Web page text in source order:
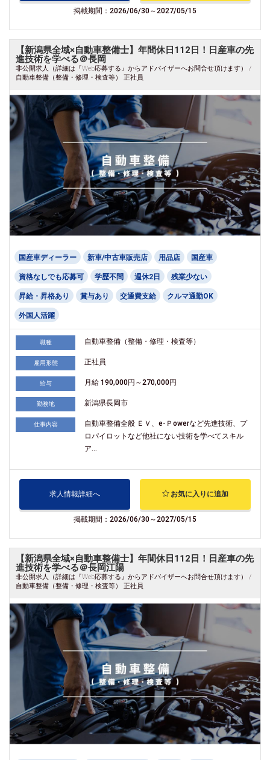
掲載期間：2026/06/30～2027/05/15
【新潟県全域×自動車整備士】年間休日112日！日産車の先
進技術を学べる＠長岡
非公開求人（詳細は『Web応募する』からアドバイザーへお問合せ頂けます） /
自動車整備（整備・修理・検査等） 正社員
国産車ディーラー 新車/中古車販売店 用品店 国産車
資格なしでも応募可 学歴不問 週休2日 残業少ない
昇給・昇格あり 賞与あり 交通費支給 クルマ通勤OK
外国人活躍
職種 自動車整備（整備・修理・検査等）
雇用形態 正社員
給与 月給 190,000円～270,000円
勤務地 新潟県長岡市
仕事内容
自動車整備全般 ＥＶ、e-Ｐowerなど先進技術、プ
ロパイロットなど他社にない技術を学べてスキル
ア...
求人情報詳細へ お気に入りに追加
掲載期間：2026/06/30～2027/05/15
【新潟県全域×自動車整備士】年間休日112日！日産車の先
進技術を学べる＠長岡江陽
非公開求人（詳細は『Web応募する』からアドバイザーへお問合せ頂けます） /
自動車整備（整備・修理・検査等） 正社員